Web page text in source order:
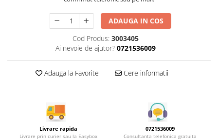
Organizatoare sertare
Suruburi, coltare, elemente de
imbinare
Lamele si cepi de lemn
Picioare mobilier
Rotile mobilier
Scurgatoare pentru vase
ADAUGA IN COS
Cod Produs: 3003405
Ai nevoie de ajutor? 0721536009
Adauga la Favorite Cere informatii
Livrare rapida
Livrare prin curier sau la Easybox
0721536009
Consultanta telefonica gratuita